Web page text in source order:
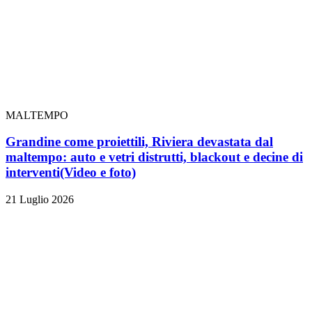
MALTEMPO
Grandine come proiettili, Riviera devastata dal
maltempo: auto e vetri distrutti, blackout e decine di
interventi(Video e foto)
21 Luglio 2026